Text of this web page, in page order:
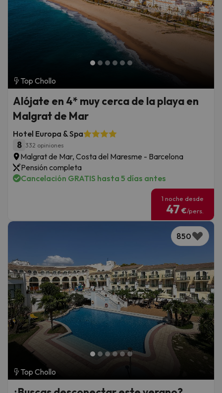
Top Chollo
Alójate en 4* muy cerca de la playa en
Malgrat de Mar
Hotel Europa & Spa
8 332 opiniones
Malgrat de Mar, Costa del Maresme - Barcelona
Pensión completa
Cancelación GRATIS hasta 5 días antes
1 noche desde
47 €/pers.
Top Chollo
850